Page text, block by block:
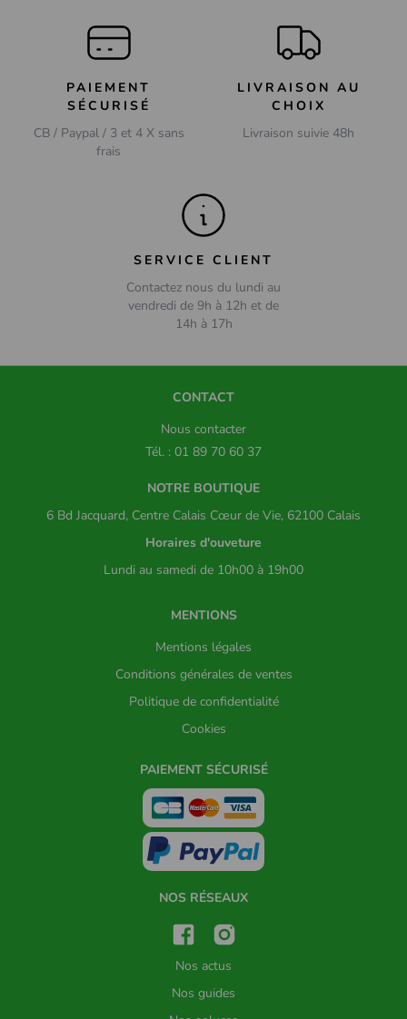
PAIEMENT
SÉCURISÉ
CB / Paypal / 3 et 4 X sans
frais
LIVRAISON AU
CHOIX
Livraison suivie 48h
SERVICE CLIENT
Contactez nous du lundi au
vendredi de 9h à 12h et de
14h à 17h
CONTACT
Nous contacter
Tél. : 01 89 70 60 37
NOTRE BOUTIQUE
6 Bd Jacquard, Centre Calais Cœur de Vie, 62100 Calais
Horaires d'ouveture
Lundi au samedi de 10h00 à 19h00
MENTIONS
Mentions légales
Conditions générales de ventes
Politique de confidentialité
Cookies
PAIEMENT SÉCURISÉ
NOS RÉSEAUX
Nos actus
Nos guides